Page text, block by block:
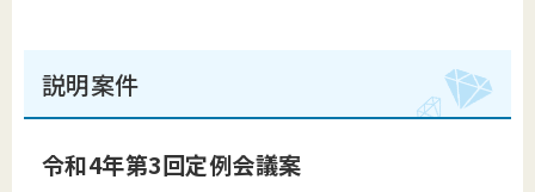
説明案件
令和4年第3回定例会議案